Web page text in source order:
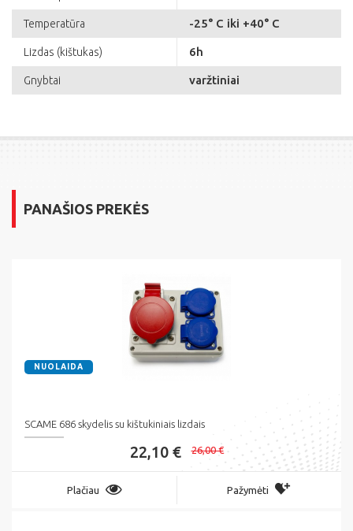
Temperatūra -25° C iki +40° C
Lizdas (kištukas) 6h
Gnybtai varžtiniai
PANAŠIOS PREKĖS
NUOLAIDA
SCAME 686 skydelis su kištukiniais lizdais
22,10 € 26,00 €
Plačiau Pažymėti